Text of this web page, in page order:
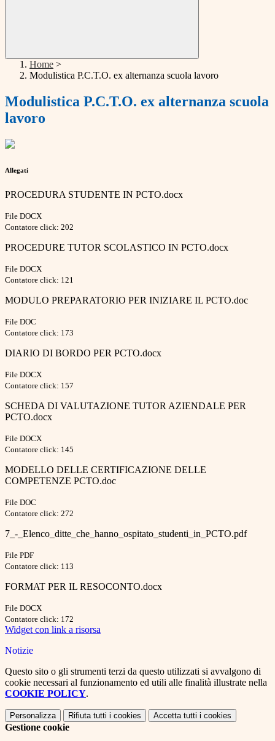
Home >
Modulistica P.C.T.O. ex alternanza scuola lavoro
Modulistica P.C.T.O. ex alternanza scuola
lavoro
Allegati
PROCEDURA STUDENTE IN PCTO.docx
File DOCX
Contatore click: 202
PROCEDURE TUTOR SCOLASTICO IN PCTO.docx
File DOCX
Contatore click: 121
MODULO PREPARATORIO PER INIZIARE IL PCTO.doc
File DOC
Contatore click: 173
DIARIO DI BORDO PER PCTO.docx
File DOCX
Contatore click: 157
SCHEDA DI VALUTAZIONE TUTOR AZIENDALE PER
PCTO.docx
File DOCX
Contatore click: 145
MODELLO DELLE CERTIFICAZIONE DELLE
COMPETENZE PCTO.doc
File DOC
Contatore click: 272
7_-_Elenco_ditte_che_hanno_ospitato_studenti_in_PCTO.pdf
File PDF
Contatore click: 113
FORMAT PER IL RESOCONTO.docx
File DOCX
Contatore click: 172
Widget con link a risorsa
Notizie
Questo sito o gli strumenti terzi da questo utilizzati si avvalgono di
cookie necessari al funzionamento ed utili alle finalità illustrate nella
COOKIE POLICY.
Personalizza Rifiuta tutti i cookies Accetta tutti i cookies
Gestione cookie